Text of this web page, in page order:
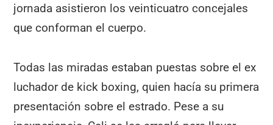
jornada asistieron los veinticuatro concejales
que conforman el cuerpo.
Todas las miradas estaban puestas sobre el ex
luchador de kick boxing, quien hacía su primera
presentación sobre el estrado. Pese a su